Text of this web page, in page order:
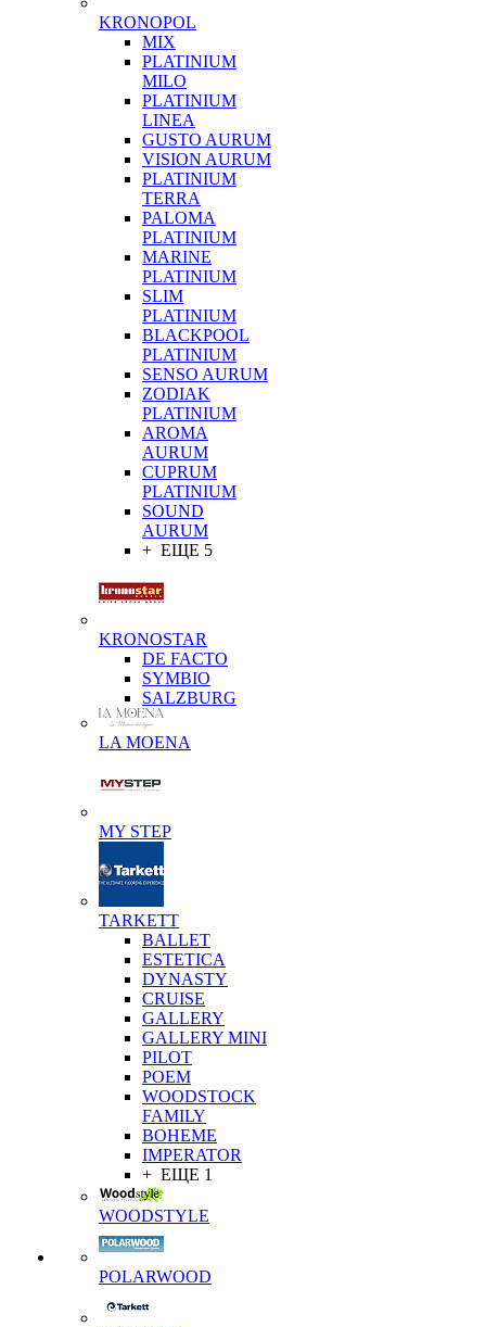
KRONOPOL
MIX
PLATINIUM
MILO
PLATINIUM
LINEA
GUSTO AURUM
VISION AURUM
PLATINIUM
TERRA
PALOMA
PLATINIUM
MARINE
PLATINIUM
SLIM
PLATINIUM
BLACKPOOL
PLATINIUM
SENSO AURUM
ZODIAK
PLATINIUM
AROMA
AURUM
CUPRUM
PLATINIUM
SOUND
AURUM
+ ЕЩЕ 5
KRONOSTAR
DE FACTO
SYMBIO
SALZBURG
LA MOENA
MY STEP
TARKETT
BALLET
ESTETICA
DYNASTY
CRUISE
GALLERY
GALLERY MINI
PILOT
POEM
WOODSTOCK
FAMILY
BOHEME
IMPERATOR
+ ЕЩЕ 1
WOODSTYLE
POLARWOOD